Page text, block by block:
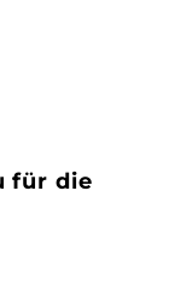
für die